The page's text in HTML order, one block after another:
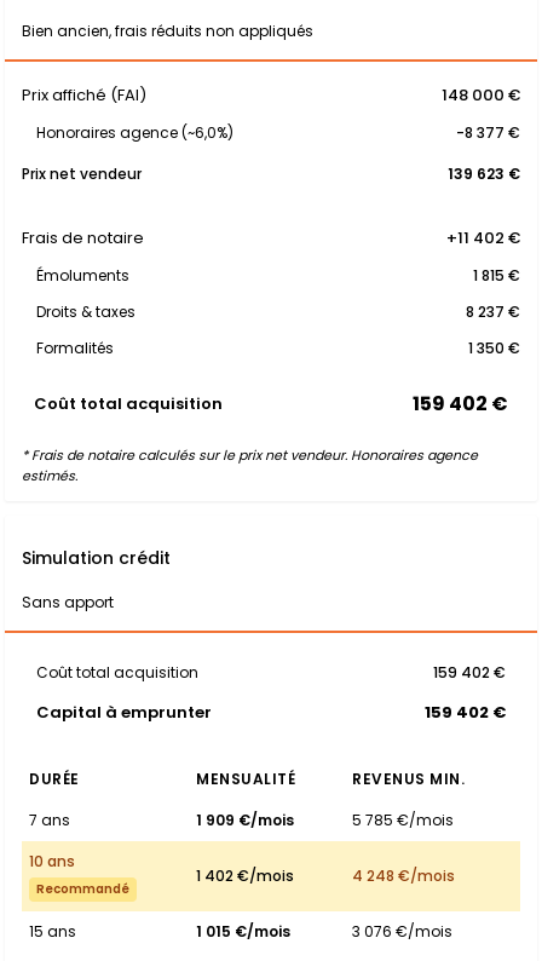
Bien ancien, frais réduits non appliqués
Prix affiché (FAI) 148 000 €
Honoraires agence (~6,0%)
-8 377 €
Prix net vendeur
139 623 €
Frais de notaire +11 402 €
Émoluments
1 815 €
Droits & taxes
8 237 €
Formalités
1 350 €
Coût total acquisition 159 402 €
* Frais de notaire calculés sur le prix net vendeur. Honoraires agence
estimés.
Simulation crédit
Sans apport
Coût total acquisition 159 402 €
Capital à emprunter 159 402 €
DURÉE MENSUALITÉ
REVENUS MIN.
7 ans
1 909 €/mois
5 785 €/mois
10 ans
Recommandé
1 402 €/mois 4 248 €/mois
15 ans 1 015 €/mois
3 076 €/mois